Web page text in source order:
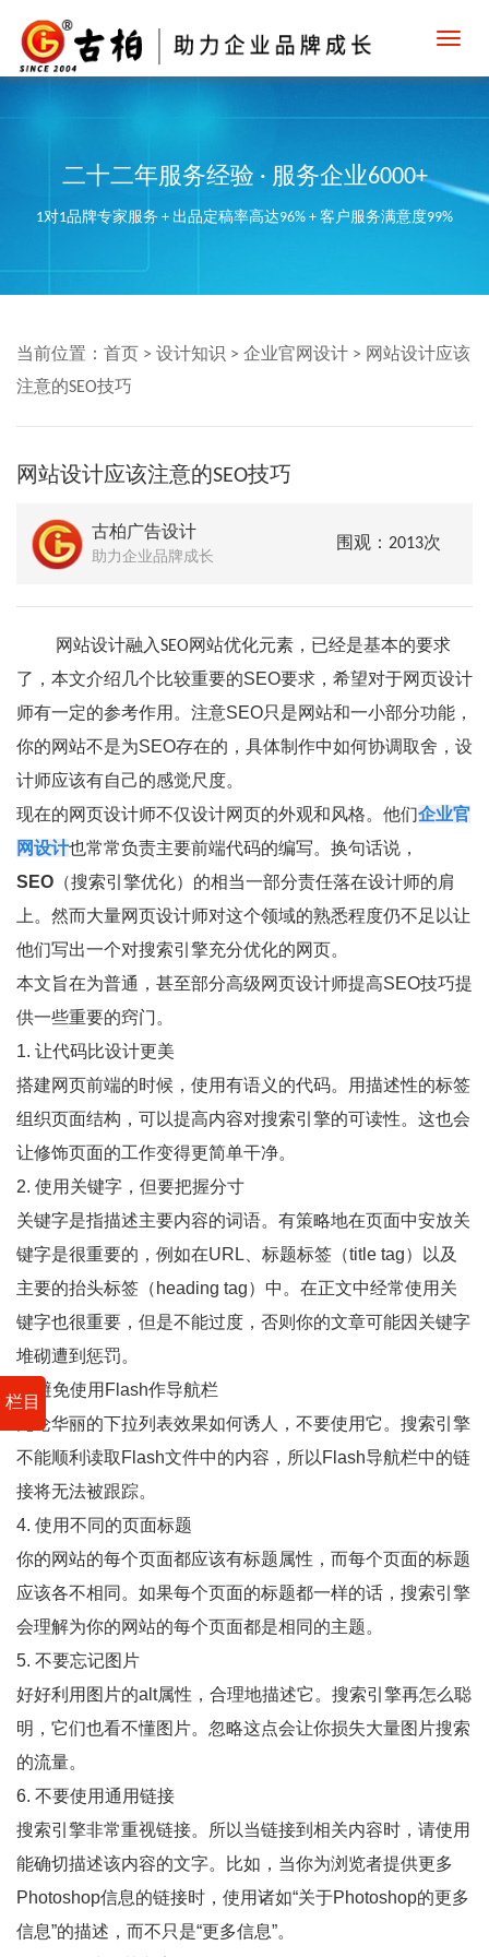
二十二年服务经验 · 服务企业6000+
1对1品牌专家服务 + 出品定稿率高达96% + 客户服务满意度99%
栏目
当前位置： 首页 > 设计知识 > 企业官网设计 > 网站设计应该
注意的SEO技巧
网站设计应该注意的SEO技巧
古柏广告设计
助力企业品牌成长
围观：2013次
网站设计融入SEO网站优化元素，已经是基本的要求
了，本文介绍几个比较重要的SEO要求，希望对于网页设计
师有一定的参考作用。注意SEO只是网站和一小部分功能，
你的网站不是为SEO存在的，具体制作中如何协调取舍，设
计师应该有自己的感觉尺度。
现在的网页设计师不仅设计网页的外观和风格。他们企业官
网设计也常常负责主要前端代码的编写。换句话说，
SEO （搜索引擎优化）的相当一部分责任落在设计师的肩
上。然而大量网页设计师对这个领域的熟悉程度仍不足以让
他们写出一个对搜索引擎充分优化的网页。
本文旨在为普通，甚至部分高级网页设计师提高SEO技巧提
供一些重要的窍门。
1. 让代码比设计更美
搭建网页前端的时候，使用有语义的代码。用描述性的标签
组织页面结构，可以提高内容对搜索引擎的可读性。这也会
让修饰页面的工作变得更简单干净。
2. 使用关键字，但要把握分寸
关键字是指描述主要内容的词语。有策略地在页面中安放关
键字是很重要的，例如在URL、标题标签（title tag）以及
主要的抬头标签（heading tag）中。在正文中经常使用关
键字也很重要，但是不能过度，否则你的文章可能因关键字
堆砌遭到惩罚。
3. 避免使用Flash作导航栏
无论华丽的下拉列表效果如何诱人，不要使用它。搜索引擎
不能顺利读取Flash文件中的内容，所以Flash导航栏中的链
接将无法被跟踪。
4. 使用不同的页面标题
你的网站的每个页面都应该有标题属性，而每个页面的标题
应该各不相同。如果每个页面的标题都一样的话，搜索引擎
会理解为你的网站的每个页面都是相同的主题。
5. 不要忘记图片
好好利用图片的alt属性，合理地描述它。搜索引擎再怎么聪
明，它们也看不懂图片。忽略这点会让你损失大量图片搜索
的流量。
6. 不要使用通用链接
搜索引擎非常重视链接。所以当链接到相关内容时，请使用
能确切描述该内容的文字。比如，当你为浏览者提供更多
Photoshop信息的链接时，使用诸如“关于Photoshop的更多
信息”的描述，而不只是“更多信息”。